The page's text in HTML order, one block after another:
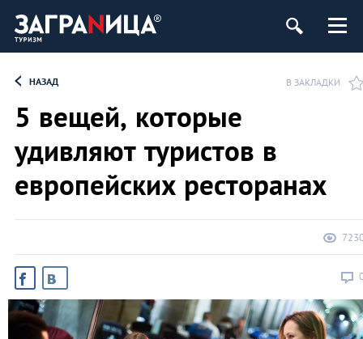
НАЗАД В ЗАКЛАДКИ
5 вещей, которые
удивляют туристов в
европейских ресторанах